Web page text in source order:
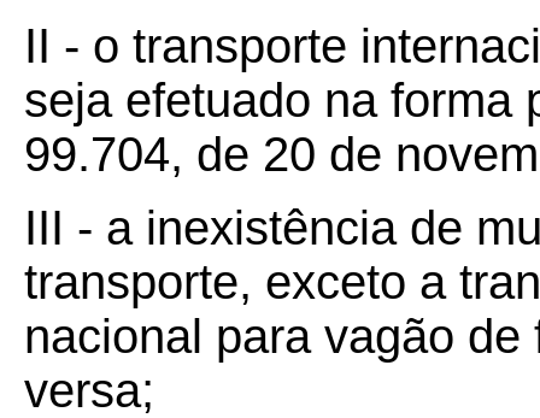
II - o transporte
seja efetuado na forma
99.704, de 20 de
III - a inexistência de
transporte, exceto a
nacional para vagão
versa;